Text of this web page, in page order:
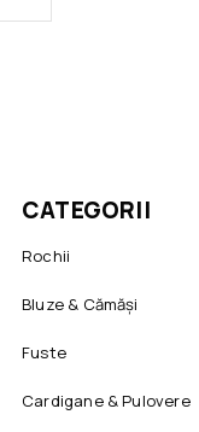
CATEGORII
Rochii
Bluze & Cămăși
Fuste
Cardigane & Pulovere